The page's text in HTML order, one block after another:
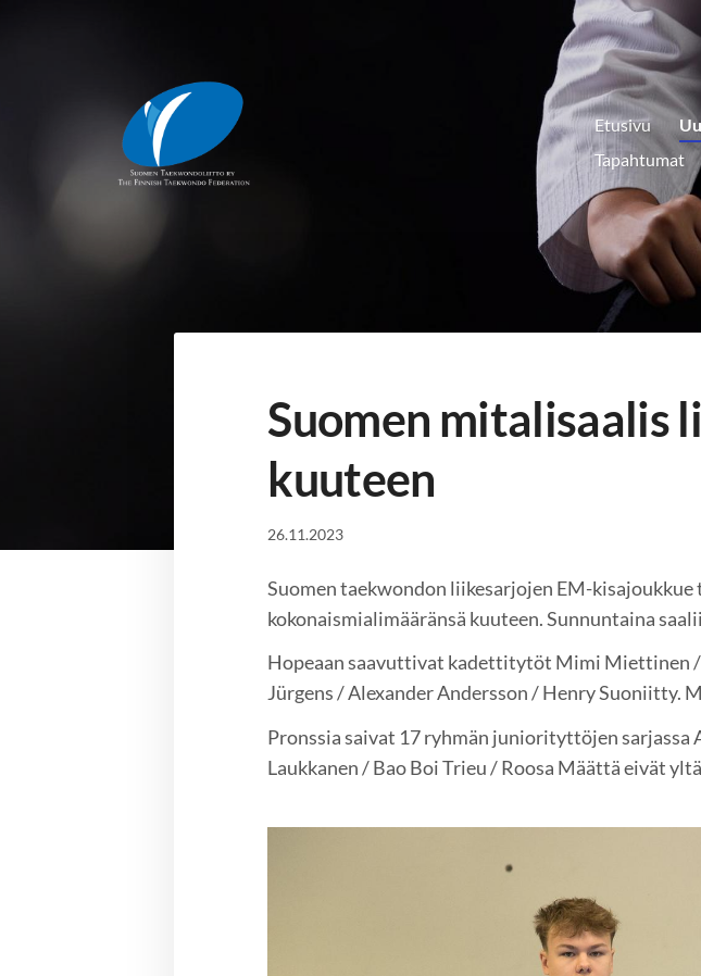
Suomen Taekwondoliitto ry
Etusivu
Tapahtumat
Suomen mitalisaalis
kuuteen
26.11.2023
Suomen taekwondon liikesarjojen EM-
kokonaismialimääränsä kuuteen. Sunnuntaina
Hopeaan saavuttivat kadettitytöt Mimi Miettinen
Jürgens / Alexander Andersson / Henry Suoniitty.
Pronssia saivat 17 ryhmän juniorityttöjen sarjassa
Laukkanen / Bao Boi Trieu / Roosa Määttä eivät